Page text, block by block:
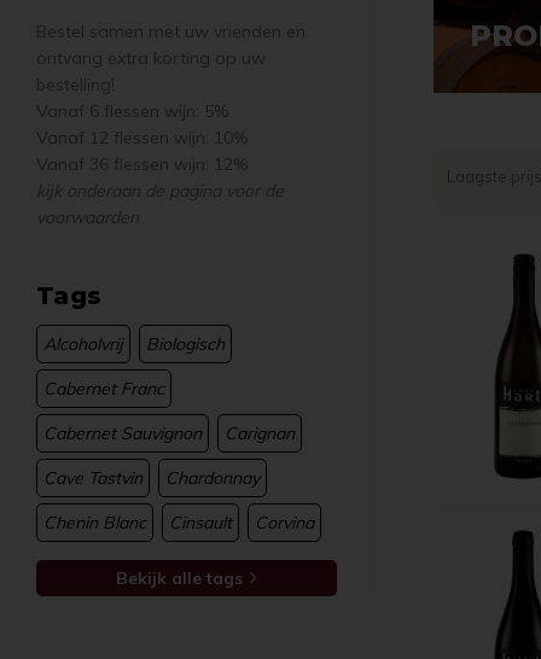
Bestel samen met uw vrienden en
ontvang extra korting op uw
bestelling!
Vanaf 6 flessen wijn: 5%
Vanaf 12 flessen wijn: 10%
Vanaf 36 flessen wijn: 12%
kijk onderaan de pagina voor de
voorwaarden
Tags
Alcoholvrij Biologisch
Cabernet Franc
Cabernet Sauvignon Carignan
Cave Tastvin Chardonnay
Chenin Blanc Cinsault Corvina
Bekijk alle tags
Laagste prijs